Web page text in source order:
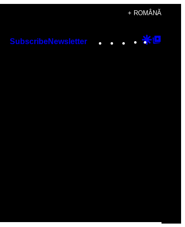
+ ROMÂNĂ
SubscribeNewsletter Instagram
TikTok
YouTube
Google